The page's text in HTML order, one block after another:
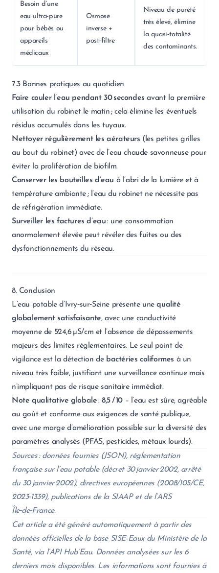
Besoin d’une
eau ultra‑pure
pour bébés ou
appareils
médicaux
Osmose
inverse +
post‑filtre
Niveau de pureté
très élevé, élimine
la quasi‑totalité
des contaminants.
7.3 Bonnes pratiques au quotidien
Faire couler l’eau pendant 30 secondes avant la première
utilisation du robinet le matin ; cela élimine les éventuels
résidus accumulés dans les tuyaux.
Nettoyer régulièrement les aérateurs (les petites grilles
au bout du robinet) avec de l’eau chaude savonneuse pour
éviter la prolifération de biofilm.
Conserver les bouteilles d’eau à l’abri de la lumière et à
température ambiante ; l’eau du robinet ne nécessite pas
de réfrigération immédiate.
Surveiller les factures d’eau: une consommation
anormalement élevée peut révéler des fuites ou des
dysfonctionnements du réseau.
8. Conclusion
L’eau potable d’Ivry‑sur‑Seine présente unequalité
globalement satisfaisante, avec une conductivité
moyenne de 524,6 µS/cm et l’absence de dépassements
majeurs des limites réglementaires. Le seul point de
vigilance est la détection de bactéries coliformes à un
niveau très faible, justifiant une surveillance continue mais
n’impliquant pas de risque sanitaire immédiat.
Note qualitative globale:8,5 / 10 – l’eau est sûre, agréable
au goût et conforme aux exigences de santé publique,
avec une marge d’amélioration possible sur la diversité des
paramètres analysés (PFAS, pesticides, métaux lourds).
Sources : données fournies (JSON), réglementation
française sur l’eau potable (décret 30 janvier 2002, arrêté
du 30 janvier 2002), directives européennes (2008/105/CE,
2023‑1339), publications de la SIAAP et de l’ARS
Île‑de‑France.
Cet article a été généré automatiquement à partir des
données officielles de la base SISE-Eaux du Ministère de la
Santé, via l’API Hub’Eau. Données analysées sur les 6
derniers mois disponibles. Les informations sont fournies à